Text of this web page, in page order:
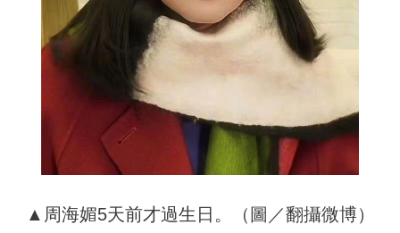
▲周海媚5天前才過生日。（圖／翻攝微博）